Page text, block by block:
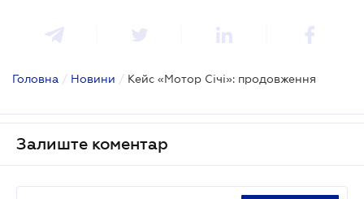
Головна / Новини / Кейс «Мотор Січі»: продовження
Залиште коментар